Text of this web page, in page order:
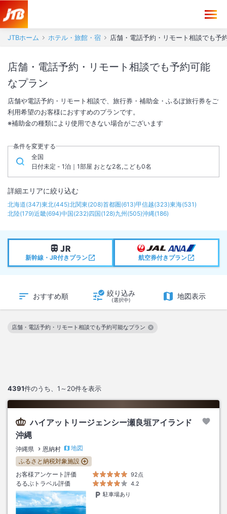
JTBホーム ホテル・旅館・宿 店舗・電話予約・リモート相談でも予
店舗・電話予約・リモート相談でも予約可能
なプラン
店舗や電話予約・リモート相談で、旅行券・補助金・ふるぽ旅行券をご
利用希望のお客様におすすめのプランです。
※補助金の種類により使用できない場合がございます
条件を変更する
全国
日付未定 - 1泊｜1部屋 おとな2名,こども0名
詳細エリアに絞り込む
北海道(347)東北(445)北関東(208)首都圏(613)甲信越(323)東海(531)
北陸(179)近畿(694)中国(232)四国(128)九州 (505)沖縄(186)
新幹線・JR付きプラン 航空券付きプラン
おすすめ順 絞り込み
(選択中) 地図表示
4391件のうち、 1～20件を表示
店舗・電話予約・リモート相談でも予約可能なプラン
この絞り込み条件を解除
ハイアットリージェンシー瀬良垣アイランド
沖縄
沖縄県 恩納村
地図
ふるさと納税対象施設
お客様アンケート評価
92点
るるぶトラベル評価
4.2
駐車場あり